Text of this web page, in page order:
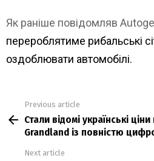
Як раніше повідомляв
перероблятиме рибальські
оздоблювати автомобілі.
more
Previous article
Стали відомі українські
Grandland із повністю
Next article